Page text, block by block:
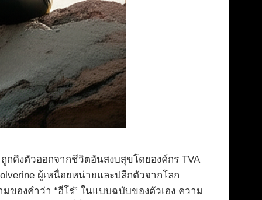
กดึงตัวออกจากชีวิตอันสงบสุขโดยองค์กร TVA
ผู้เหนื่อยหน่ายและปลีกตัวจากโลก
ของคำว่า “ฮีโร่” ในแบบฉบับของตัวเอง ความ